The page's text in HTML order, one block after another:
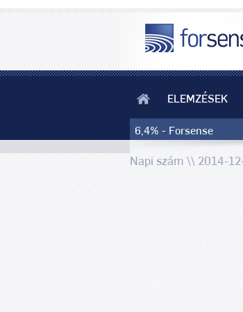
ELEMZÉSEK
6,4% - Forsense
Napi szám \\ 2014-